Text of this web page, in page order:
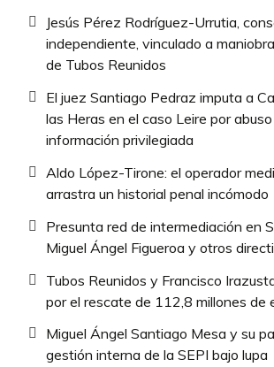
Jesús Pérez Rodríguez-Urrutia,
independiente, vinculado a
de Tubos Reunidos
El juez Santiago Pedraz imputa a
las Heras en el caso Leire por
información privilegiada
Aldo López-Tirone: el operador
arrastra un historial penal incómodo
Presunta red de intermediación en
Miguel Ángel Figueroa y otros
Tubos Reunidos y Francisco
por el rescate de 112,8 millones de
Miguel Ángel Santiago Mesa y su
gestión interna de la SEPI bajo lupa